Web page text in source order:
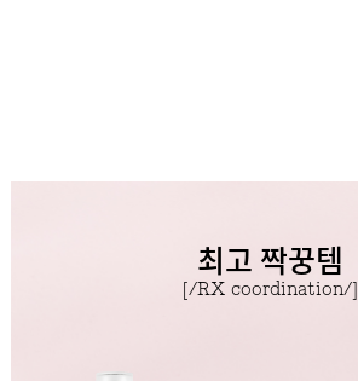
최고 짝꿍템
[/RX coordination/]